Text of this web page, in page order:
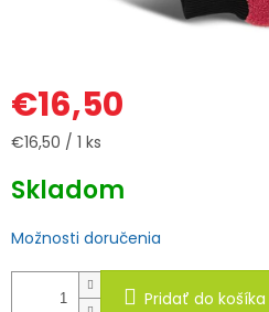
€16,50
Jednotková
€16,50 / 1 ks
Skladom
Možnosti doručenia
Pridať do košíka